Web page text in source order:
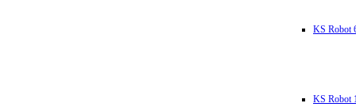
KS Robot
KS Robot